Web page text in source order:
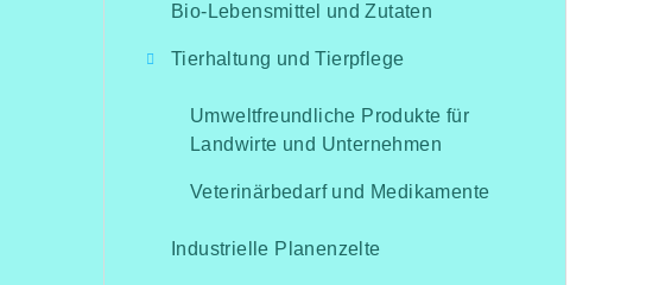
Bio-Lebensmittel und Zutaten
Tierhaltung und Tierpflege
Umweltfreundliche Produkte für
Landwirte und Unternehmen
Veterinärbedarf und Medikamente
Industrielle Planenzelte